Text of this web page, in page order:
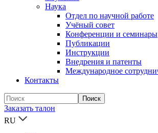
Наука
Отдел по научной работе
Учёный совет
Конференции и семинары
Публикации
Инструкции
Внедрения и патенты
Международное
Контакты
Заказать талон
RU